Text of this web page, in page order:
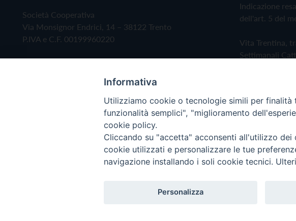
Società Cooperativa
Via Monsignor Endrici, 14 – 38122 Trento
P.IVA e C.F. 00199960220
Indicazione
dell'art. 5 del
Vita Trentina,
Settimanali
Privacy Policy
Copyright © 2019 - Tutti i diritti riservati - Vita Trentina
Informativa
Utilizziamo cookie o tecnologie simili per
funzionalità semplici", "miglioramento
cookie policy.
Cliccando su "accetta" acconsenti all'utilizzo
cookie utilizzati e personalizzare le tue
navigazione installando i soli cookie tecnici.
Personalizza